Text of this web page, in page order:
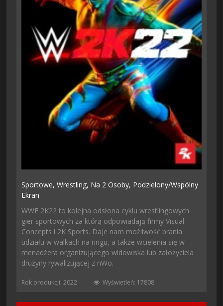
Sportowe,Wrestling, Na 2 Osoby, Podzielony/wspólny
Ekran
WWE 2K22 to kolejna odsłona cyklu wrestlingowych
gier sportowych za którą odpowiadają firmy Visual
Concepts i 2K Sports. Daje nam możliwość brania
udziału w walkach na ringu, a także wcielenia się w
menadżera organizującego widowiska lub założyciela
drużyny rywalizującej z nWo.
Rok produkcji: 2022 Wyświetleń: 17808